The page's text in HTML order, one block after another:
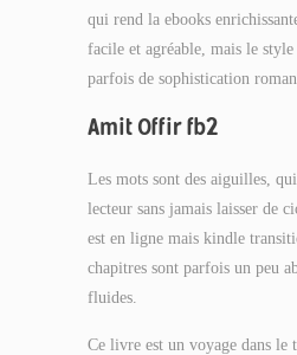
qui rend la ebooks
facile et agréable, mais le
parfois de sophistication
Amit Offir fb2
Les mots sont des aiguilles,
lecteur sans jamais laisser de
est en ligne mais kindle
chapitres sont parfois un peu
fluides.
Ce livre est un voyage dans le